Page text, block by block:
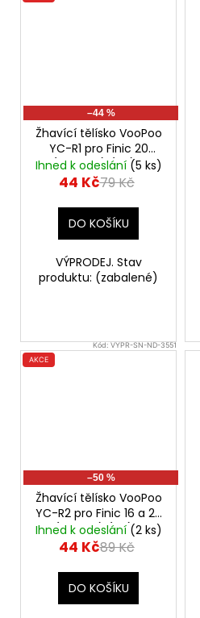
–44 %
Žhavící tělísko VooPoo
YC-R1 pro Finic 20
(0,6ohm) (1ks) -
VÝPRODEJ.
Ihned k odeslání (5 ks)
44 Kč79 Kč
DO KOŠÍKU
VÝPRODEJ. Stav
produktu: (zabalené)
Kód:VYPR-SN-ND-3551
AKCE
–50 %
Žhavící tělísko VooPoo
YC-R2 pro Finic 16 a 20
(1,2ohm) (1ks) -
VÝPRODEJ.
Ihned k odeslání (2 ks)
44 Kč89 Kč
DO KOŠÍKU